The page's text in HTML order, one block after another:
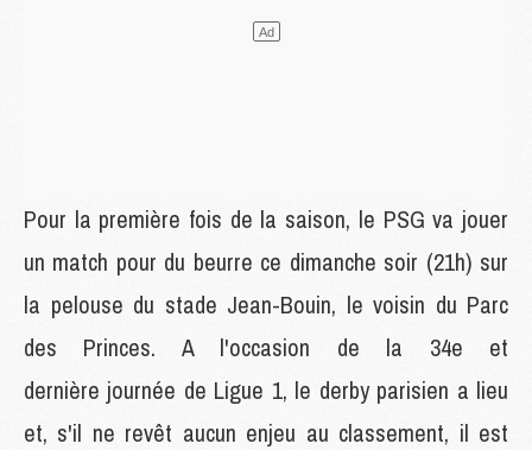
Pour la première fois de la saison, le PSG va jouer
un match pour du beurre ce dimanche soir (21h) sur
la pelouse du stade Jean-Bouin, le voisin du Parc
des Princes. A l'occasion de la 34e et
dernière journée de Ligue 1, le derby parisien a lieu
et, s'il ne revêt aucun enjeu au classement, il est